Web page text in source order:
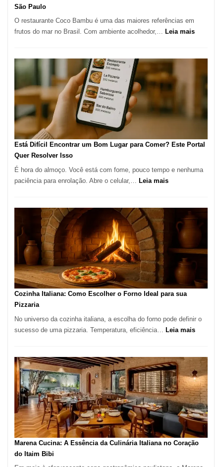
Alta
Gastronomia
São Paulo
O restaurante Coco Bambu é uma das maiores referências em
frutos do mar no Brasil. Com ambiente acolhedor,… Leia mais:
como
reservar
em
Paulo
Está Difícil Encontrar um Bom Lugar para Comer? Este Portal
Quer Resolver Isso
É hora do almoço. Você está com fome, pouco tempo e nenhuma
paciência para enrolação. Abre o celular,…
Leia mais:
Encontrar
um
Comer?
Este
Portal
Isso
Cozinha Italiana: Como Escolher o Forno Ideal para sua
Pizzaria
No universo da cozinha italiana, a escolha do forno pode definir o
sucesso de uma pizzaria. Temperatura, eficiência… Leia mais:
Como
Escolher
o
Forno
Ideal
para
sua
Pizzaria
Marena Cucina: A Essência da Culinária Italiana no Coração
do Itaim Bibi